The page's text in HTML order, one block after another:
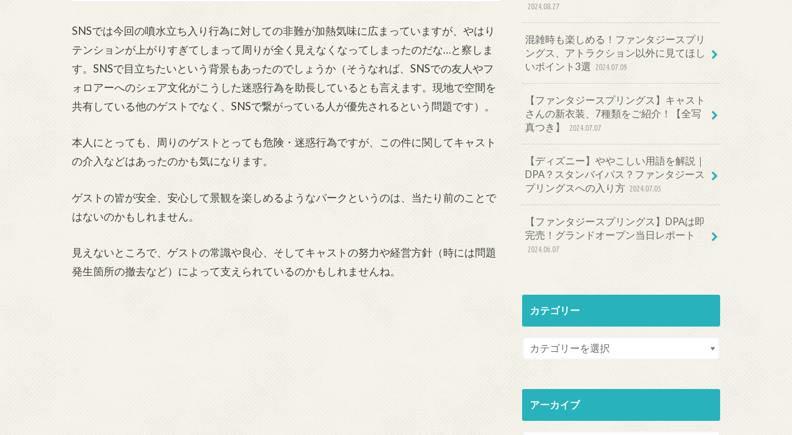
SNSでは今回の噴水立ち入り行為に対しての非難が加熱気味に広まっていますが、やはり
テンションが上がりすぎてしまって周りが全く見えなくなってしまったのだな…と察しま
す。SNSで目立ちたいという背景もあったのでしょうか（そうなれば、SNSでの友人やフ
ォロアーへのシェア文化がこうした迷惑行為を助長しているとも言えます。現地で空間を
共有している他のゲストでなく、SNSで繋がっている人が優先されるという問題です）。
本人にとっても、周りのゲストとっても危険・迷惑行為ですが、この件に関してキャスト
の介入などはあったのかも気になります。
ゲストの皆が安全、安心して景観を楽しめるようなパークというのは、当たり前のことで
はないのかもしれません。
見えないところで、ゲストの常識や良心、そしてキャストの努力や経営方針（時には問題
発生箇所の撤去など）によって支えられているのかもしれませんね。
2024.08.27
混雑時も楽しめる！ファンタジースプリ
ングス、アトラクション以外に見てほし
いポイント3選 2024.07.09
【ファンタジースプリングス】キャスト
さんの新衣装、7種類をご紹介！【全写
真つき】
2024.07.07
【ディズニー】ややこしい用語を解説｜
DPA？スタンバイパス？ファンタジース
プリングスへの入り方 2024.07.05
【ファンタジースプリングス】DPAは即
完売！グランドオープン当日レポート
2024.06.07
カテゴリー
アーカイブ